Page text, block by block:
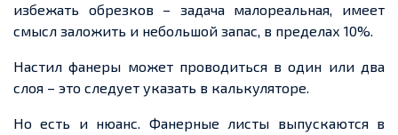
избежать обрезков – задача малореальная, имеет
смысл заложить и небольшой запас, в пределах 10%.
Настил фанеры может проводиться в один или два
слоя – это следует указать в калькуляторе.
Но есть и нюанс. Фанерные листы выпускаются в